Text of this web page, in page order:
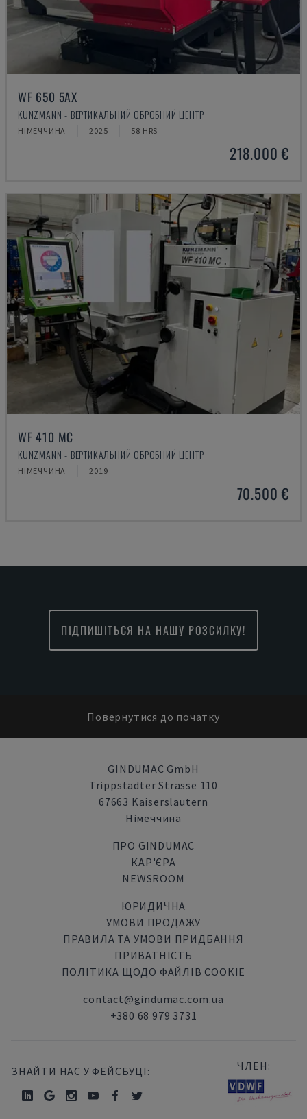
WF 650 5AX
KUNZMANN - ВЕРТИКАЛЬНИЙ ОБРОБНИЙ ЦЕНТР
НІМЕЧЧИНА 2025 58 HRS
218.000 €
WF 410 MC
KUNZMANN - ВЕРТИКАЛЬНИЙ ОБРОБНИЙ ЦЕНТР
НІМЕЧЧИНА 2019
70.500 €
ПІДПИШІТЬСЯ НА НАШУ РОЗСИЛКУ!
Повернутися до початку
GINDUMAC GmbH
Trippstadter Strasse 110
67663 Kaiserslautern
Німеччина
ПРО GINDUMAC
КАР'ЄРА
NEWSROOM
ЮРИДИЧНА
УМОВИ ПРОДАЖУ
ПРАВИЛА ТА УМОВИ ПРИДБАННЯ
ПРИВАТНІСТЬ
ПОЛІТИКА ЩОДО ФАЙЛІВ COOKIE
contact@gindumac.com.ua
+380 68 979 3731
ЗНАЙТИ НАС У ФЕЙСБУЦІ: ЧЛЕН: